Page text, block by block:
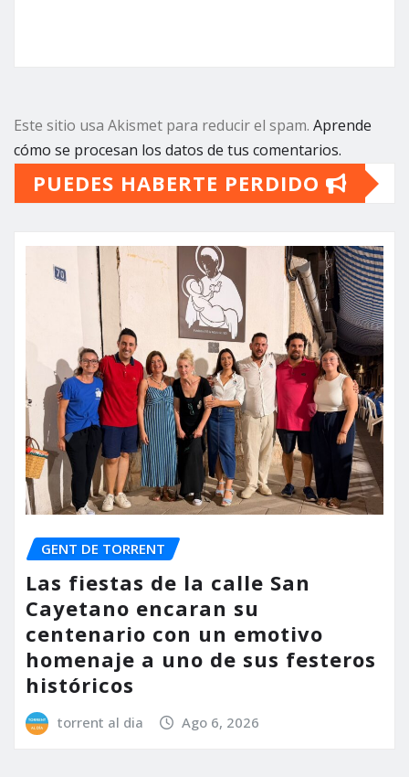
Este sitio usa Akismet para reducir el spam. Aprende
cómo se procesan los datos de tus comentarios.
PUEDES HABERTE PERDIDO
GENT DE TORRENT
Las fiestas de la calle San
Cayetano encaran su
centenario con un emotivo
homenaje a uno de sus festeros
históricos
torrent al dia Ago 6, 2026